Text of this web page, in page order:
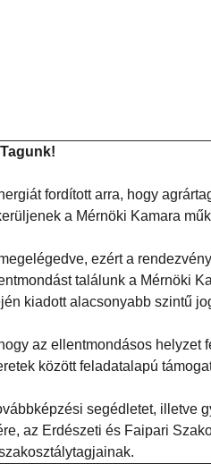
fordított arra, hogy
a Mérnöki Kamara
ezért a
találunk a Mérnöki
kiadott alacsonyabb szintű
az ellentmondásos helyzet
között feladatalapú
segédletet, illetve
az Erdészeti és Faipari